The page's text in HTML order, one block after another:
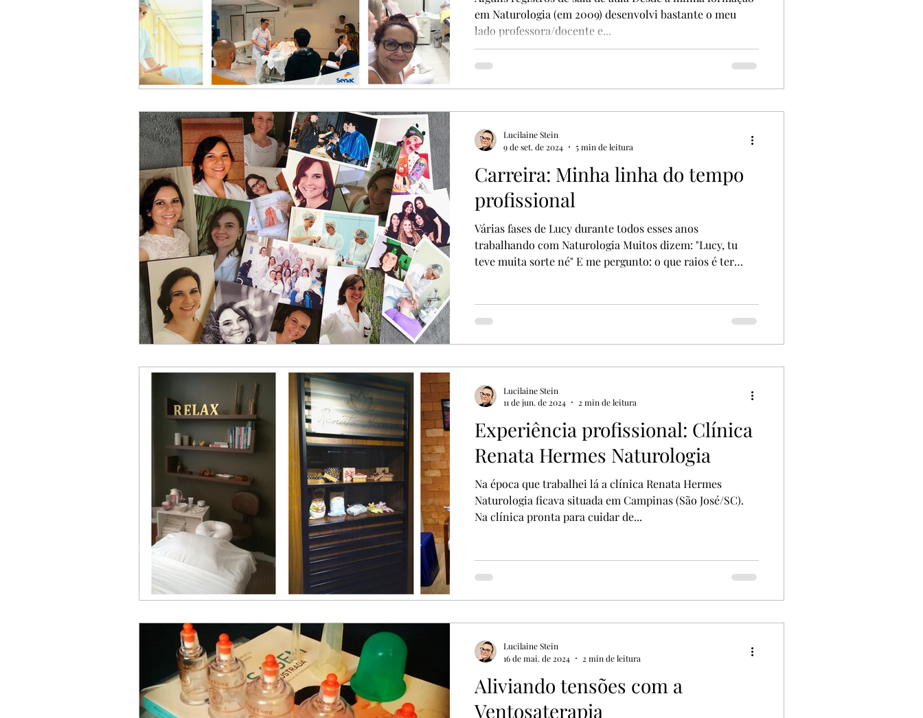
em Naturologia (em 2009) desenvolvi bastante o meu
lado professora/docente e...
Carreira: Minha linha do tempo
profissional
Várias fases de Lucy durante todos esses anos
trabalhando com Naturologia Muitos dizem: "Lucy, tu
teve muita sorte né" E me pergunto: o que raios é ter
mesmo. Mas pra mim sorte seria: coisas caindo do céu no
meu colo tal qual chuva Então, nesse caso, eu diria que
Lucilaine Stein
9 de set. de 2024
5 min de leitura
Experiência profissional: Clínica
Renata Hermes Naturologia
Na época que trabalhei lá a clínica Renata Hermes
Naturologia ficava situada em Campinas (São José/SC).
Na clínica pronta para cuidar de...
Lucilaine Stein
11 de jun. de 2024
2 min de leitura
Aliviando tensões com a
Ventosaterapia
Lucilaine Stein
16 de mai. de 2024
2 min de leitura